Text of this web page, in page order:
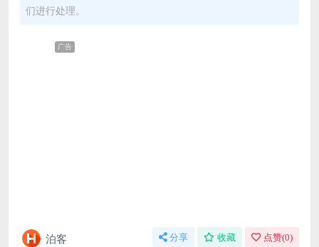
们进行处理。
广告
泊客 分享 收藏 点赞(0)